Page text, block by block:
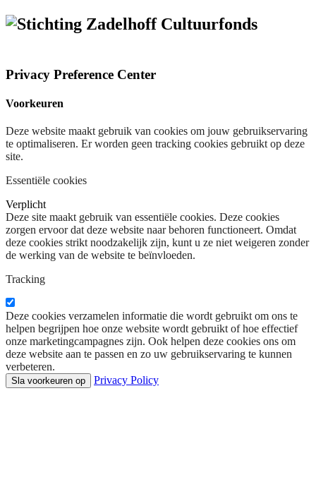
Privacy Preference Center
Voorkeuren
Deze website maakt gebruik van cookies om jouw gebruikservaring
te optimaliseren. Er worden geen tracking cookies gebruikt op deze
site.
Essentiële cookies
Verplicht
Deze site maakt gebruik van essentiële cookies. Deze cookies
zorgen ervoor dat deze website naar behoren functioneert. Omdat
deze cookies strikt noodzakelijk zijn, kunt u ze niet weigeren zonder
de werking van de website te beïnvloeden.
Tracking
Deze cookies verzamelen informatie die wordt gebruikt om ons te
helpen begrijpen hoe onze website wordt gebruikt of hoe effectief
onze marketingcampagnes zijn. Ook helpen deze cookies ons om
deze website aan te passen en zo uw gebruikservaring te kunnen
verbeteren.
Privacy Policy